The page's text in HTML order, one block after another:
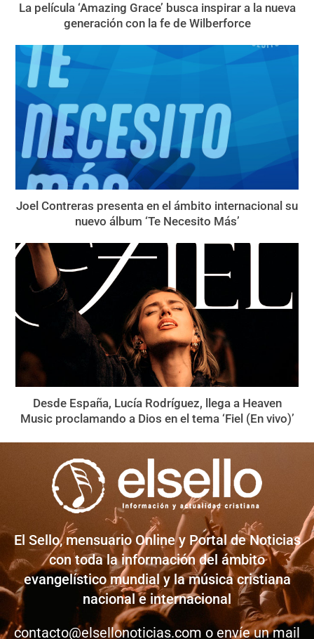
La película ‘Amazing Grace’ busca inspirar a la nueva
generación con la fe de Wilberforce
Joel Contreras presenta en el ámbito internacional su
nuevo álbum ‘Te Necesito Más’
Desde España, Lucía Rodríguez, llega a Heaven
Music proclamando a Dios en el tema ‘Fiel (En vivo)’
El Sello, mensuario Online y Portal de Noticias
con toda la información del ámbito
evangelístico mundial y la música cristiana
nacional e internacional
contacto@elsellonoticias.com o envíe un mail